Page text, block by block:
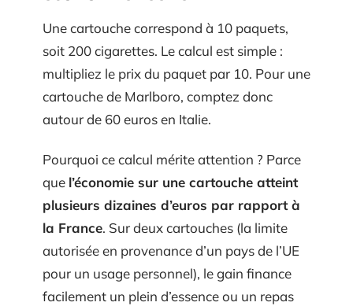
Une cartouche correspond à 10 paquets,
soit 200 cigarettes. Le calcul est simple :
multipliez le prix du paquet par 10. Pour une
cartouche de Marlboro, comptez donc
autour de 60 euros en Italie.
Pourquoi ce calcul mérite attention ? Parce
que l’économie sur une cartouche atteint
plusieurs dizaines d’euros par rapport à
la France. Sur deux cartouches (la limite
autorisée en provenance d’un pays de l’UE
pour un usage personnel), le gain finance
facilement un plein d’essence ou un repas